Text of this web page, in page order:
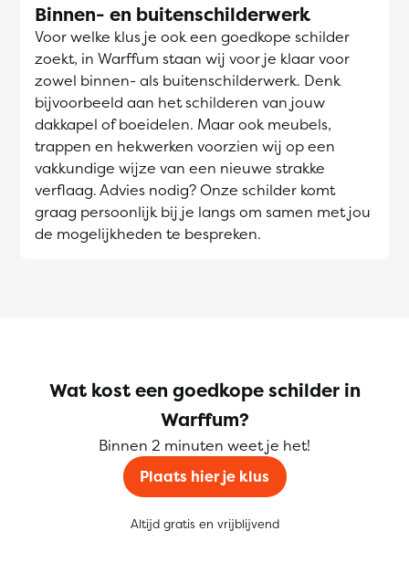
Binnen- en buitenschilderwerk
Voor welke klus je ook een goedkope schilder
zoekt, in Warffum staan wij voor je klaar voor
zowel binnen- als buitenschilderwerk. Denk
bijvoorbeeld aan het schilderen van jouw
dakkapel of boeidelen. Maar ook meubels,
trappen en hekwerken voorzien wij op een
vakkundige wijze van een nieuwe strakke
verflaag. Advies nodig? Onze schilder komt
graag persoonlijk bij je langs om samen met jou
de mogelijkheden te bespreken.
Wat kost een goedkope schilder in
Warffum?
Binnen 2 minuten weet je het!
Plaats hier je klus
Altijd gratis en vrijblijvend